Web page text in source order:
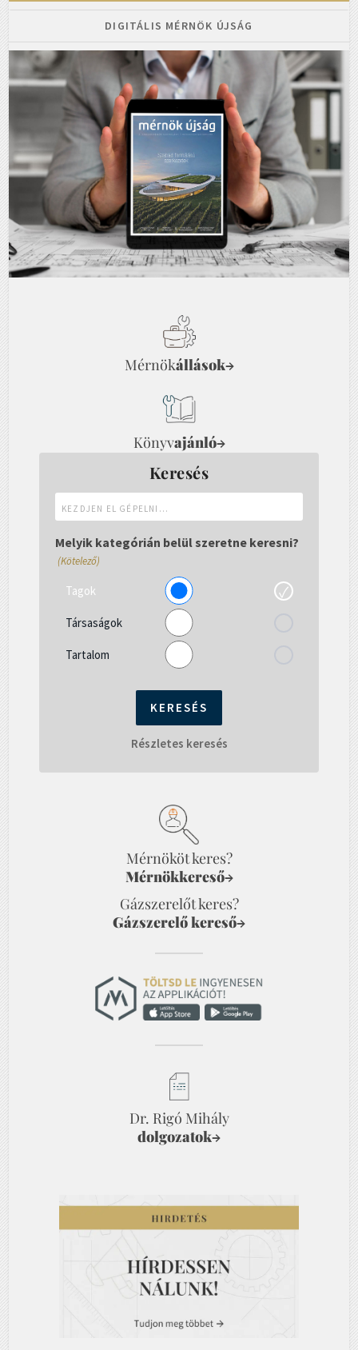
DIGITÁLIS MÉRNÖK ÚJSÁG
Mérnökállások→
Könyvajánló→
Keresés
el
gépelni...
Melyik kategórián belül szeretne keresni?
(Kötelező)
Tagok
Társaságok
Tartalom
Részletes keresés
Mérnököt keres?
Mérnökkereső→
Gázszerelőt keres?
Gázszerelő kereső→
Dr. Rigó Mihály
dolgozatok→